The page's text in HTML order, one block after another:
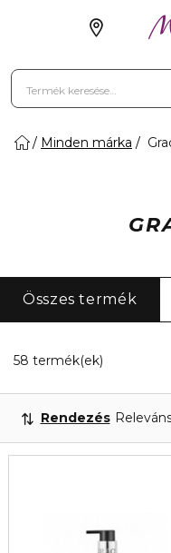
Minden márka
Összes termék
58 termék(ek)
Rendezés